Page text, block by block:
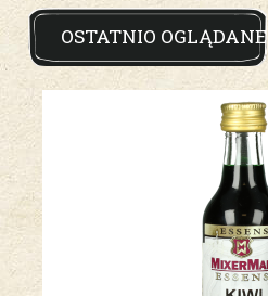
OSTATNIO OGLĄDANE